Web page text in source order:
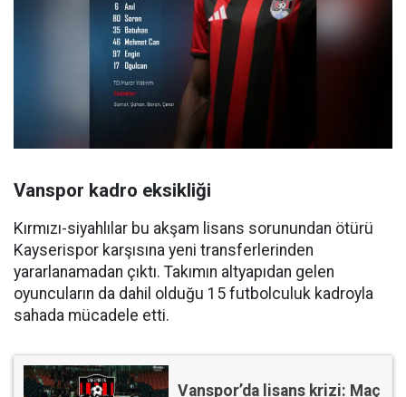
Vanspor kadro eksikliği
Kırmızı-siyahlılar bu akşam lisans sorunundan ötürü
Kayserispor karşısına yeni transferlerinden
yararlanamadan çıktı. Takımın altyapıdan gelen
oyuncuların da dahil olduğu 15 futbolculuk kadroyla
sahada mücadele etti.
Vanspor’da lisans krizi: Maç